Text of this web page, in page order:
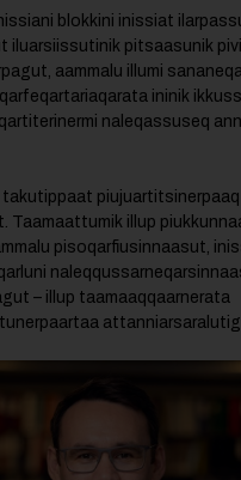
blokkini inissiat
iluarsiissutinik pitsaasunik
aammalu illumi
ininik
naleqassuseq
takutippaat
Taamaattumik illup
pisoqarfiusinnaasut,
– illup taamaaqqaarnerata